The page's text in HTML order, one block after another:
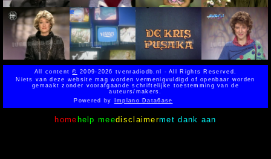
All content© 2009-2026 tvenradiodb.nl - All Rights Reserved.
Niets van deze website mag worden vermenigvuldigd of openbaar worden
gemaakt zonder voorafgaande schriftelijke toestemming van de
auteurs/makers.
Powered by
Implano Data6ase
home help meedisclaimermet dank aan